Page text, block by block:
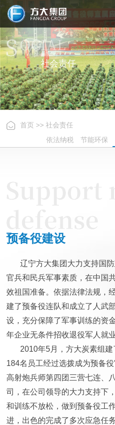
社会责任
首页 >>社会责任
依法纳税
节能环保
预备役建设
辽宁方大集团大力支持国
官兵和民兵军事素质，在中国
效祖国准备。依据法律法规，
建了预备役连队和成立了人武
设，充分保障了军事训练的资
年企业无条件招收退役军人就业
2010年5月，方大炭素组
184名员工经过选拨成为预备
高射炮兵师第四团三营七连、
司，在公司领导的大力支持下
和训练不放松，做到预备役工
进，出色的完成了多次应急任